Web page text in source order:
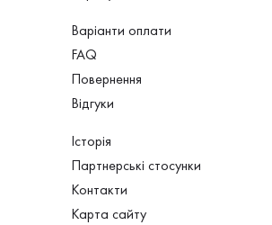
Варіанти оплати
FAQ
Повернення
Відгуки
Історія
Партнерські стосунки
Контакти
Карта сайту